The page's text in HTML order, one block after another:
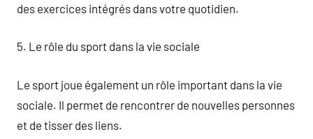
des exercices intégrés dans votre quotidien.
5. Le rôle du sport dans la vie sociale
Le sport joue également un rôle important dans la vie
sociale. Il permet de rencontrer de nouvelles personnes
et de tisser des liens.